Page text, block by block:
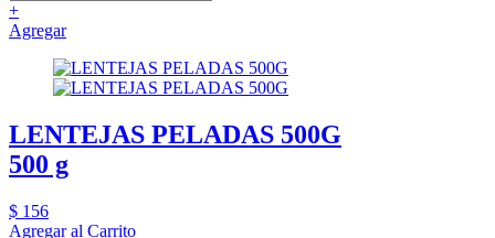
+
Agregar
LENTEJAS PELADAS 500G
500 g
$ 156
Agregar al Carrito